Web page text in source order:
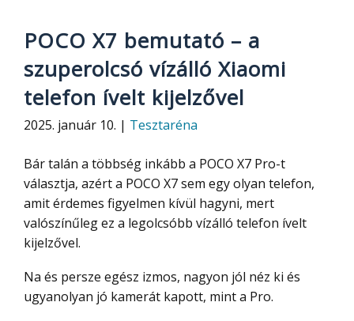
POCO X7 bemutató – a
szuperolcsó vízálló Xiaomi
telefon ívelt kijelzővel
2025. január 10. | Tesztaréna
Bár talán a többség inkább a POCO X7 Pro-t
választja, azért a POCO X7 sem egy olyan telefon,
amit érdemes figyelmen kívül hagyni, mert
valószínűleg ez a legolcsóbb vízálló telefon ívelt
kijelzővel.
Na és persze egész izmos, nagyon jól néz ki és
ugyanolyan jó kamerát kapott, mint a Pro.